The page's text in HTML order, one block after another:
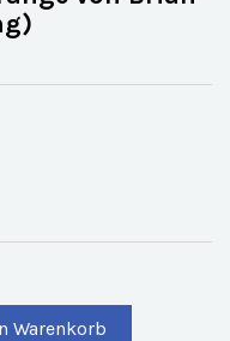
Warenkorb